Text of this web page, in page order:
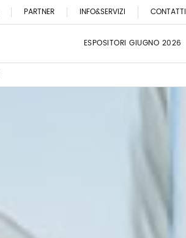
PARTNER INFO&SERVIZI CONTATTI
ESPOSITORI GIUGNO 2026